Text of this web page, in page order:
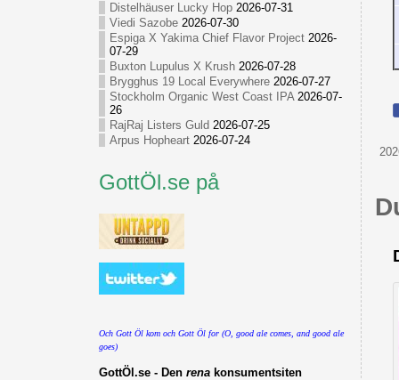
Distelhäuser Lucky Hop 2026-07-31
Viedi Sazobe 2026-07-30
Espiga X Yakima Chief Flavor Project 2026-
07-29
Buxton Lupulus X Krush 2026-07-28
Brygghus 19 Local Everywhere 2026-07-27
Stockholm Organic West Coast IPA 2026-07-
26
RajRaj Listers Guld 2026-07-25
Arpus Hopheart 2026-07-24
GottÖl.se på
Och Gott Öl kom och Gott Öl for (O, good ale comes, and good ale
goes)
GottÖl.se - Den rena konsumentsiten